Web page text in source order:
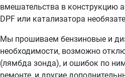
вмешательства в конструкцию
DPF или катализатора
Мы прошиваем бензиновые и
необходимости, возможно
(лямбда зонда), и ошибок по